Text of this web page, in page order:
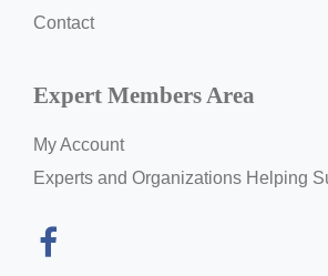
Contact
Expert Members Area
My Account
Experts and Organizations Helping